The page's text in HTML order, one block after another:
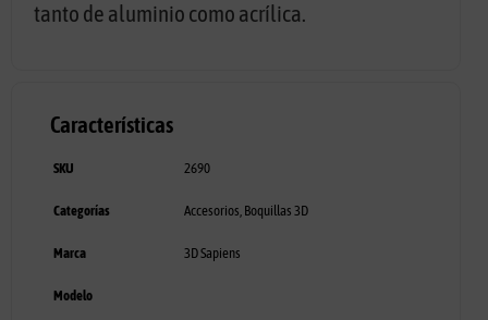
tanto de aluminio como acrílica.
Características
SKU 2690
Categorías Accesorios Boquillas 3D
Marca 3D Sapiens
Modelo